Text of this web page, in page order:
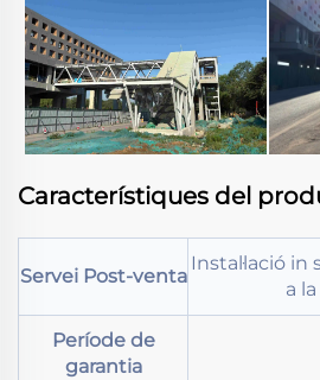
Característiques del
Servei Post-venta
Instal·lació
a
Període de
garantia